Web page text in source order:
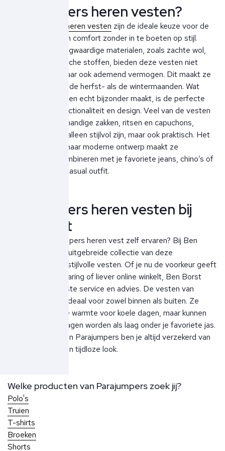
Parajumpers heren vesten?
Parajumpers heren vesten zijn de ideale keuze voor de
man die houdt van comfort zonder in te boeten op stijl.
Gemaakt van hoogwaardige materialen, zoals zachte wol,
katoen en technische stoffen, bieden deze vesten niet
alleen warmte, maar ook ademend vermogen. Dit maakt ze
ideaal voor zowel de herfst- als de wintermaanden. Wat
Parajumpers vesten echt bijzonder maakt, is de perfecte
balans tussen functionaliteit en design. Veel van de vesten
zijn voorzien van handige zakken, ritsen en capuchons,
waardoor ze niet alleen stijlvol zijn, maar ook praktisch. Het
minimalistische, maar moderne ontwerp maakt ze
gemakkelijk te combineren met je favoriete jeans, chino’s of
zelfs een smart-casual outfit.
Parajumpers heren vesten bij
Ben Borst
Wil je het Parajumpers heren vest zelf ervaren? Bij Ben
Borst vind je een uitgebreide collectie van deze
comfortabele en stijlvolle vesten. Of je nu de voorkeur geeft
aan een winkelervaring of liever online winkelt, Ben Borst
biedt altijd de beste service en advies. De vesten van
Parajumpers zijn ideaal voor zowel binnen als buiten. Ze
bieden voldoende warmte voor koele dagen, maar kunnen
ook perfect gedragen worden als laag onder je favoriete jas.
Met de vesten van Parajumpers ben je altijd verzekerd van
topkwaliteit en een tijdloze look.
Welke producten van Parajumpers zoek jij?
Polo's
Truien
T-shirts
Broeken
Shorts